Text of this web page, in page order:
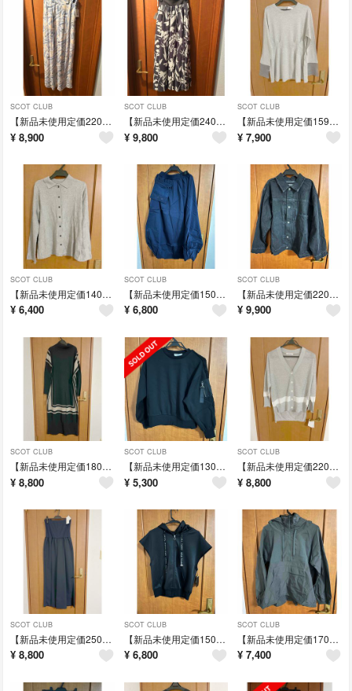
SCOT CLUB
【新品未使用定価22000円】ヤマダヤ ワイドパンツ 青系・ベージュ系柄
¥ 8,900
SCOT CLUB
【新品未使用定価24000円】ヤマダヤ フレアスカート グレーとホワイト花柄
¥ 9,800
SCOT CLUB
【新品未使用定価15950円】RADIATE グレー 長袖シャツ
¥ 7,900
SCOT CLUB
【新品未使用定価14000円】RADIATE グレー ボタン付き長袖シャツ
¥ 6,400
SCOT CLUB
【新品未使用定価15000円】ラッシュド スカート ウェストゴム
¥ 6,800
SCOT CLUB
【新品未使用定価22000円】ジンズジャケット ボタン付きシャツ Fサイズ
¥ 9,900
SCOT CLUB
【新品未使用定価18000円】タートルネックロングニットワンピース 38
¥ 8,800
SCOT CLUB
【新品未使用定価13000円】ブラック Mサイズ トレーナー
¥ 5,300
SCOT CLUB
【新品未使用定価22000円】Blueé Greed グレー 五分袖カーディガン
¥ 8,800
SCOT CLUB
【新品未使用定価25000円】オールインパンツ黒 ポケット付き
¥ 8,800
SCOT CLUB
【新品未使用定価15000円】ブラック フード付き 半袖パーカー サイズ38
¥ 6,800
SCOT CLUB
【新品未使用定価17000円】Mサイズ チャコールグレー アウター
¥ 7,400